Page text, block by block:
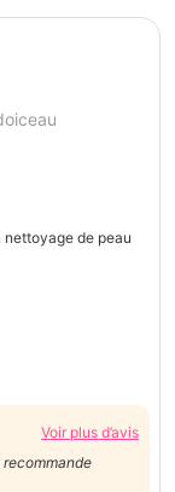
nettoyage de peau
Voir plus d’avis